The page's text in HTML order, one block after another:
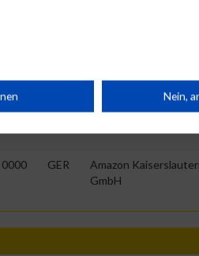
0000
Amazon
0000 GER
Amazon
GmbH
Nein,